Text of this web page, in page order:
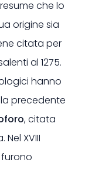
che lo
origine sia
citata per
al 1275.
hanno
precedente
, citata
XVIII